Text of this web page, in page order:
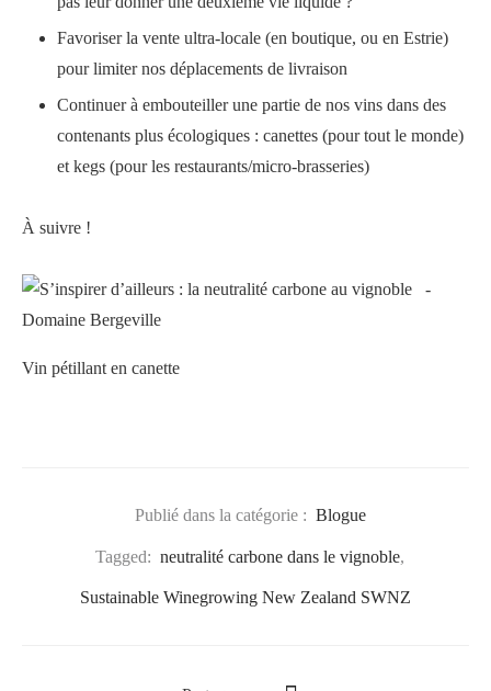
Favoriser la vente ultra-locale (en boutique, ou en Estrie)
pour limiter nos déplacements de livraison
Continuer à embouteiller une partie de nos vins dans des
contenants plus écologiques : canettes (pour tout le monde)
et kegs (pour les restaurants/micro-brasseries)
À suivre !
Vin pétillant en canette
Publié dans la catégorie : Blogue
Tagged: neutralité carbone dans le vignoble,
Sustainable Winegrowing New Zealand SWNZ